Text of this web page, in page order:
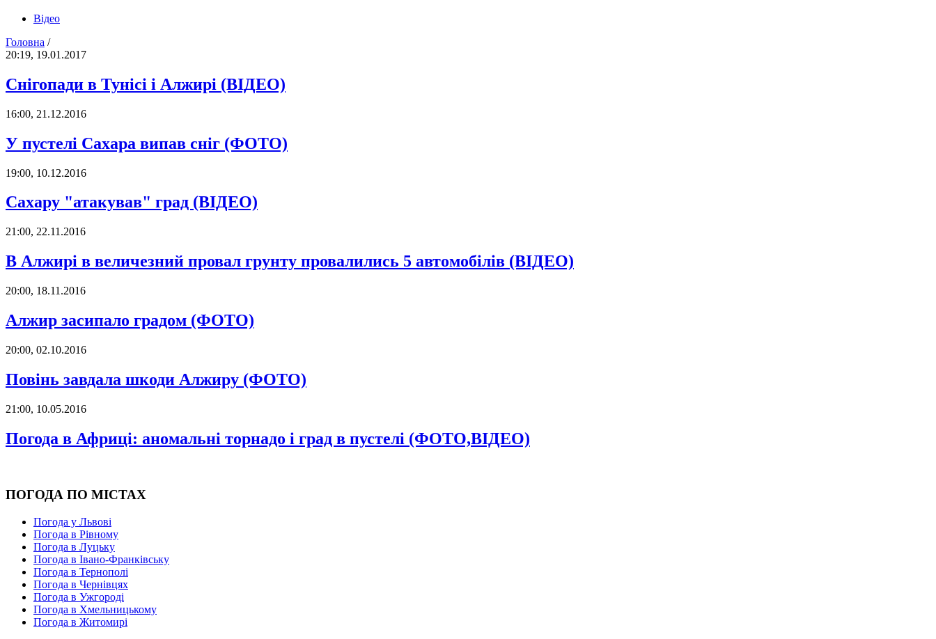
Відео
Головна /
20:19, 19.01.2017
Снігопади в Тунісі і Алжирі (ВІДЕО)
16:00, 21.12.2016
У пустелі Сахара випав сніг (ФОТО)
19:00, 10.12.2016
Сахару "атакував" град (ВІДЕО)
21:00, 22.11.2016
В Алжирі в величезний провал грунту провалились 5 автомобілів (ВІДЕО)
20:00, 18.11.2016
Алжир засипало градом (ФОТО)
20:00, 02.10.2016
Повінь завдала шкоди Алжиру (ФОТО)
21:00, 10.05.2016
Погода в Африці: аномальні торнадо і град в пустелі (ФОТО,ВІДЕО)
ПОГОДА ПО МІСТАХ
Погода у Львові
Погода в Рівному
Погода в Луцьку
Погода в Івано-Франківську
Погода в Тернополі
Погода в Чернівцях
Погода в Ужгороді
Погода в Хмельницькому
Погода в Житомирі